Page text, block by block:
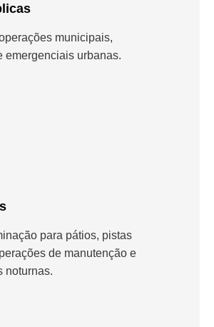
municipais,
emergenciais urbanas.
para pátios, pistas
de manutenção e
noturnas.